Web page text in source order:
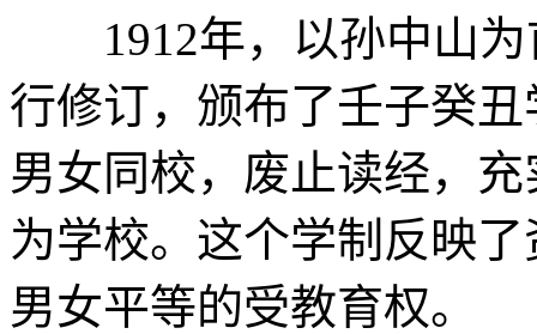
1912年，以孙中山为
行修订，颁布了壬子癸
男女同校，废止读经，
为学校。这个学制反映
男女平等的受教育权。